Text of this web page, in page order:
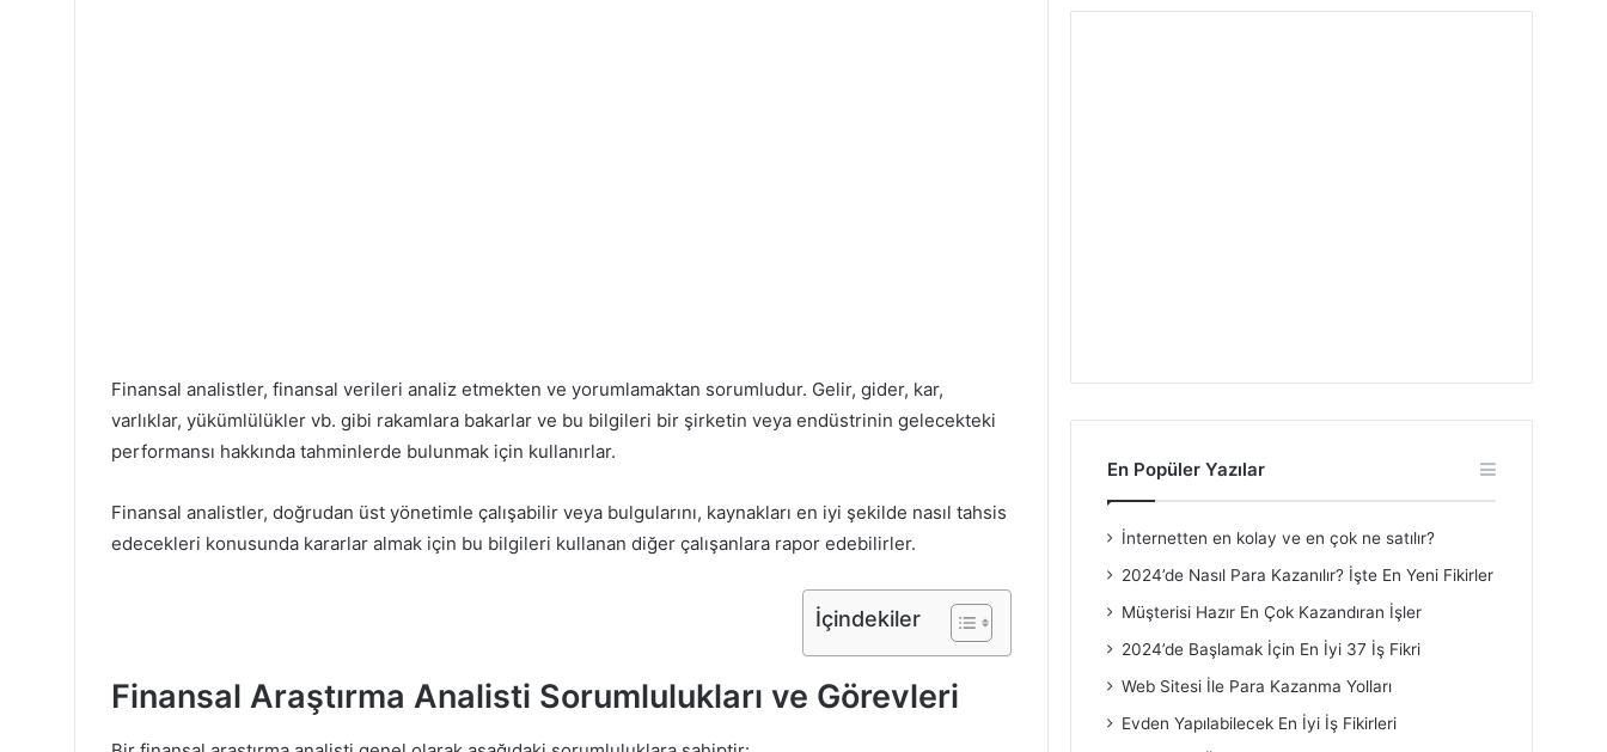
Finansal analistler, finansal verileri analiz etmekten ve yorumlamaktan sorumludur. Gelir, gider, kar,
varlıklar, yükümlülükler vb. gibi rakamlara bakarlar ve bu bilgileri bir şirketin veya endüstrinin gelecekteki
performansı hakkında tahminlerde bulunmak için kullanırlar.
Finansal analistler, doğrudan üst yönetimle çalışabilir veya bulgularını, kaynakları en iyi şekilde nasıl tahsis
edecekleri konusunda kararlar almak için bu bilgileri kullanan diğer çalışanlara rapor edebilirler.
İçindekiler
Finansal Araştırma Analisti Sorumlulukları ve Görevleri
En Popüler Yazılar
İnternetten en kolay ve en çok ne satılır?
2024’de Nasıl Para Kazanılır? İşte En Yeni Fikirler
Müşterisi Hazır En Çok Kazandıran İşler
2024’de Başlamak İçin En İyi 37 İş Fikri
Web Sitesi İle Para Kazanma Yolları
Evden Yapılabilecek En İyi İş Fikirleri